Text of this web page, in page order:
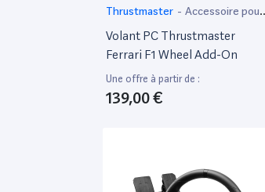
Thrustmaster - Accessoire pour
ordinateur portable
Volant PC Thrustmaster
Ferrari F1 Wheel Add-On
Une offre à partir de :
139,00 €